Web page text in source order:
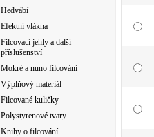
Hedvábí
Efektní vlákna
Filcovací jehly a další
příslušenství
Mokré a nuno filcování
Výplňový materiál
Filcované kuličky
Polystyrenové tvary
Knihy o filcování